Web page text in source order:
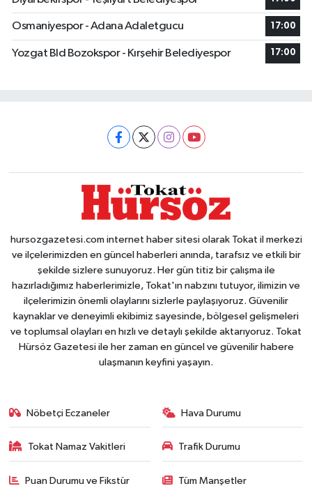
Osmaniyespor - Adana Adaletgucu 17:00
Yozgat Bld Bozokspor - Kırşehir Belediyespor 17:00
hursozgazetesi.com internet haber sitesi olarak Tokat il merkezi
ve ilçelerimizden en güncel haberleri anında, tarafsız ve etkili bir
şekilde sizlere sunuyoruz. Her gün titiz bir çalışma ile
hazırladığımız haberlerimizle, Tokat'ın nabzını tutuyor, ilimizin ve
ilçelerimizin önemli olaylarını sizlerle paylaşıyoruz. Güvenilir
kaynaklar ve deneyimli ekibimiz sayesinde, bölgesel gelişmeleri
ve toplumsal olayları en hızlı ve detaylı şekilde aktarıyoruz. Tokat
Hürsöz Gazetesi ile her zaman en güncel ve güvenilir habere
ulaşmanın keyfini yaşayın.
Nöbetçi Eczaneler Hava Durumu
Tokat Namaz Vakitleri Trafik Durumu
Puan Durumu ve Fikstür Tüm Manşetler